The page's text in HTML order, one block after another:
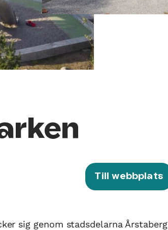
Till webbplats
sig genom stadsdelarna Årstaberg